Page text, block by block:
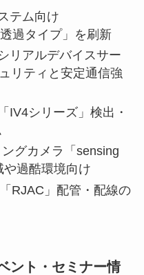
テム向け
過タイプ」を刷新
リアルデバイスサー
リティと安定通信強
IV4シリーズ」検出・
グカメラ「sensing
過酷環境向け
RJAC」配管・配線の
ント・セミナー情